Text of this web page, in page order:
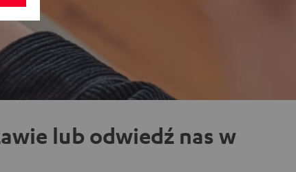
lub odwiedź nas w